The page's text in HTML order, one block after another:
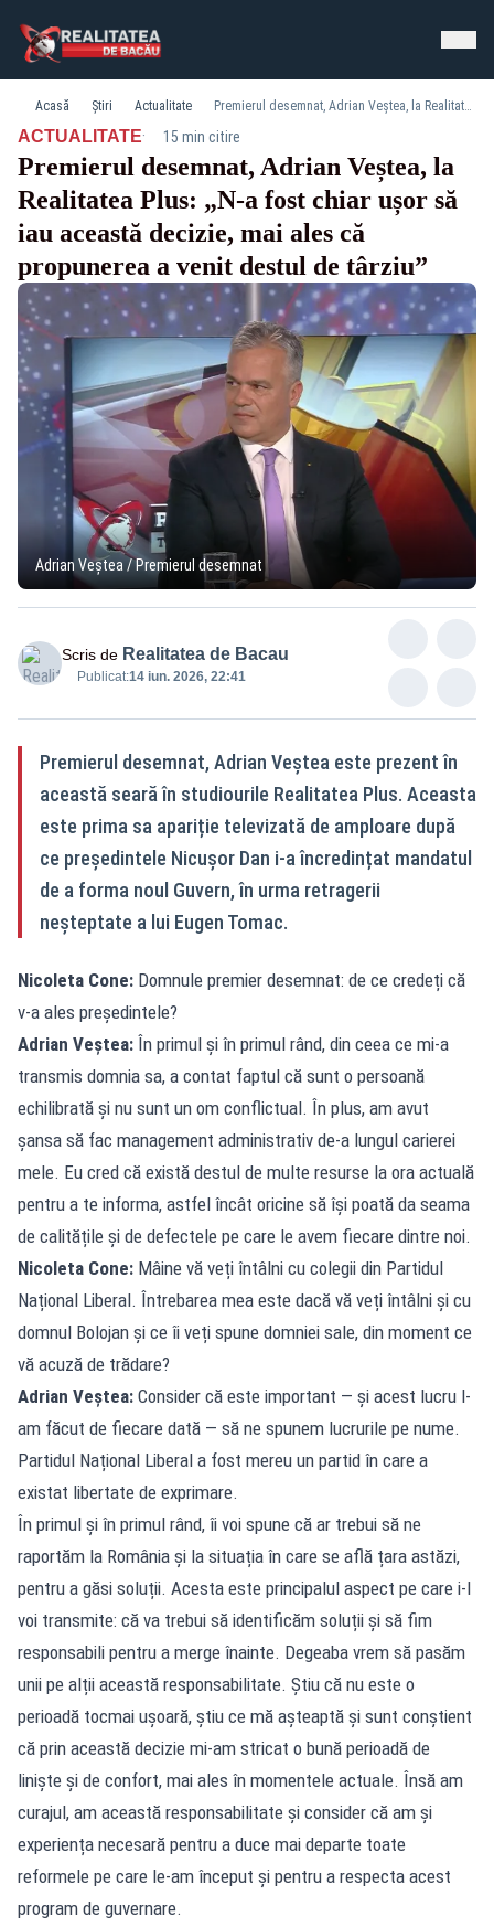
Acasă Știri Actualitate Premierul desemnat, Adrian Veștea, la Realitatea Plus: „N-a fost chiar ușor să iau această decizie, mai ales că propunerea a venit destul de târziu”
ACTUALITATE· 15 min citire
Premierul desemnat, Adrian Veștea, la
Realitatea Plus: „N-a fost chiar ușor să
iau această decizie, mai ales că
propunerea a venit destul de târziu”
Adrian Veștea / Premierul desemnat
Scris de Realitatea de Bacau
Publicat:14 iun. 2026, 22:41
Premierul desemnat, Adrian Veștea este prezent în
această seară în studiourile Realitatea Plus. Aceasta
este prima sa apariție televizată de amploare după
ce președintele Nicușor Dan i-a încredințat mandatul
de a forma noul Guvern, în urma retragerii
neșteptate a lui Eugen Tomac.
Nicoleta Cone: Domnule premier desemnat: de ce credeți că
v-a ales președintele?
Adrian Veștea: În primul și în primul rând, din ceea ce mi-a
transmis domnia sa, a contat faptul că sunt o persoană
echilibrată și nu sunt un om conflictual. În plus, am avut
șansa să fac management administrativ de-a lungul carierei
mele. Eu cred că există destul de multe resurse la ora actuală
pentru a te informa, astfel încât oricine să își poată da seama
de calitățile și de defectele pe care le avem fiecare dintre noi.
Nicoleta Cone: Mâine vă veți întâlni cu colegii din Partidul
Național Liberal. Întrebarea mea este dacă vă veți întâlni și cu
domnul Bolojan și ce îi veți spune domniei sale, din moment ce
vă acuză de trădare?
Adrian Veștea: Consider că este important — și acest lucru l-
am făcut de fiecare dată — să ne spunem lucrurile pe nume.
Partidul Național Liberal a fost mereu un partid în care a
existat libertate de exprimare.
În primul și în primul rând, îi voi spune că ar trebui să ne
raportăm la România și la situația în care se află țara astăzi,
pentru a găsi soluții. Acesta este principalul aspect pe care i-l
voi transmite: că va trebui să identificăm soluții și să fim
responsabili pentru a merge înainte. Degeaba vrem să pasăm
unii pe alții această responsabilitate. Știu că nu este o
perioadă tocmai ușoară, știu ce mă așteaptă și sunt conștient
că prin această decizie mi-am stricat o bună perioadă de
liniște și de confort, mai ales în momentele actuale. Însă am
curajul, am această responsabilitate și consider că am și
experiența necesară pentru a duce mai departe toate
reformele pe care le-am început și pentru a respecta acest
program de guvernare.